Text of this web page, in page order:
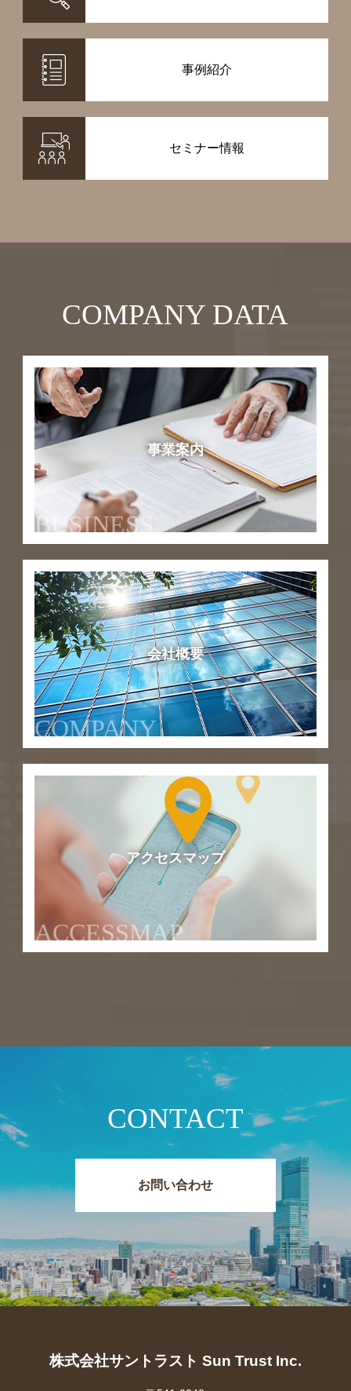
事例紹介
セミナー情報
COMPANY DATA
事業案内
BUSINESS
会社概要
COMPANY
アクセスマップ
ACCESSMAP
CONTACT
お問い合わせ
株式会社サントラスト Sun Trust Inc.